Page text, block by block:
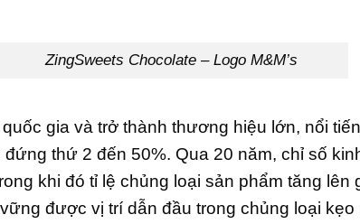
ZingSweets Chocolate – Logo M&M’s
gia và trở thành thương hiệu lớn, nổi
thứ 2 đến 50%. Qua 20 năm, chỉ số
khi đó tỉ lệ chủng loại sản phẩm tăng
được vị trí dẫn đầu trong chủng loại